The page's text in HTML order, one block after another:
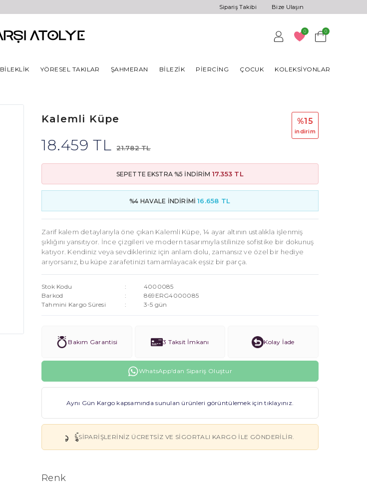
Sipariş Takibi Bize Ulaşın
0 0
BILEKLIK YÖRESEL TAKILAR ŞAHMERAN BILEZIK PIERCING ÇOCUK KOLEKSIYONLAR
Kalemli Küpe
18.459 TL 21.782 TL
%15
i̇ndi̇ri̇m
SEPETTE EKSTRA %5 İNDİRİM 17.353 TL
%4 HAVALE İNDİRİMİ16.658 TL
Zarif kalem detaylarıyla öne çıkan Kalemli Küpe, 14 ayar altının ustalıkla işlenmiş
şıklığını yansıtıyor. İnce çizgileri ve modern tasarımıyla stilinize sofistike bir dokunuş
katıyor. Kendiniz veya sevdikleriniz için anlam dolu, zamansız ve özel bir hediye
arıyorsanız, bu küpe zarafetinizi tamamlayacak eşsiz bir parça.
Stok Kodu
4000085
Barkod
869ERG4000085
Tahmini Kargo Süresi
3-5 gün
Bakım Garantisi 3 Taksit İmkanı Kolay İade
WhatsApp'dan Sipariş Oluştur
Aynı Gün Kargo kapsamında sunulan ürünleri görüntülemek için tıklayınız.
SIPARIŞLERINIZ ÜCRETSIZ VE SIGORTALI KARGO ILE GÖNDERILIR.
Renk